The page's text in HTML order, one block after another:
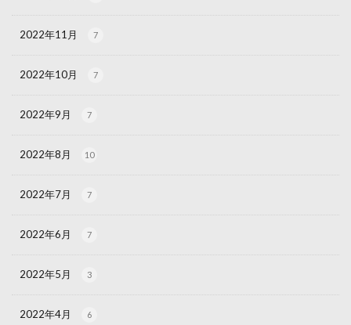
2022年11月 7
2022年10月 7
2022年9月 7
2022年8月 10
2022年7月 7
2022年6月 7
2022年5月 3
2022年4月 6